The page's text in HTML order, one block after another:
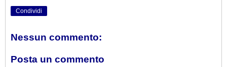
Condividi
Nessun commento:
Posta un commento